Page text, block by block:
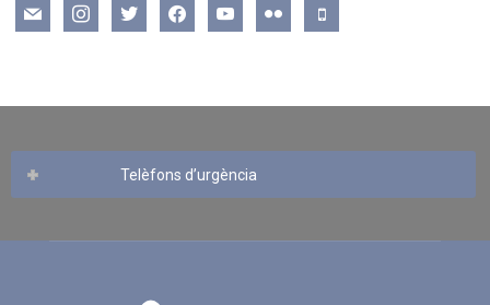
mail instagramtwitter facebookyoutube flickr mobile
Telèfons d’urgència